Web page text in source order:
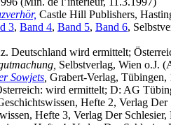
Castle Hill Publishers,
3, Band 4, Band 5, Band 6,
Deutschland wird ermittelt;
Selbstverlag, Wien o.J.
Sowjets Grabert-Verlag,
wird ermittelt; D: AG
Hefte 2, Verlag
Hefte 3, Verlag Der